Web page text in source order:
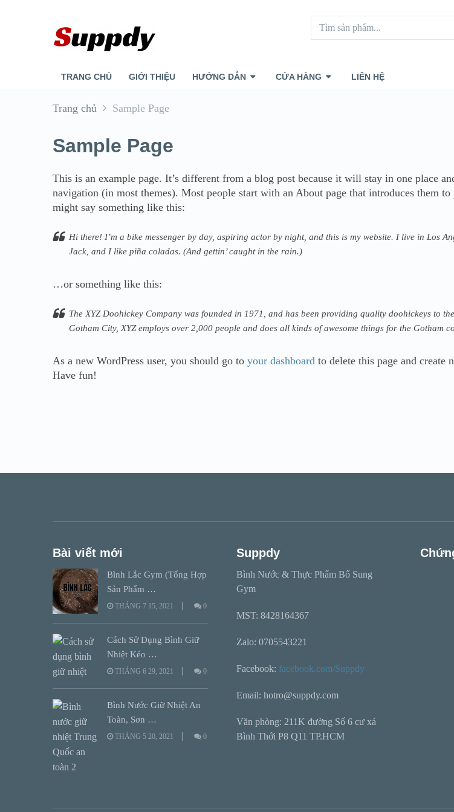
TRANG CHỦ GIỚI THIỆU HƯỚNG DẪN CỬA HÀNG LIÊN HỆ
Trang chủ Sample Page
Sample Page
This is an example page. It’s different from a blog post because it will stay in one place
navigation (in most themes). Most people start with an About page that introduces them
might say something like this:
Hi there! I’m a bike messenger by day, aspiring actor by night, and this is my website. I live in Los
Jack, and I like piña coladas. (And gettin’ caught in the rain.)
…or something like this:
The XYZ Doohickey Company was founded in 1971, and has been providing quality doohickeys to
Gotham City, XYZ employs over 2,000 people and does all kinds of awesome things for the Gotham
As a new WordPress user, you should go to your dashboard to delete this page and create
Have fun!
Bài viết mới
Bình Lắc Gym (Tổng Hợp
Sản Phẩm …
THÁNG 7 15, 2021 0
Cách Sử Dụng Bình Giữ
Nhiệt Kéo …
THÁNG 6 29, 2021 0
Bình Nước Giữ Nhiệt An
Toàn, Sơn …
THÁNG 5 20, 2021 0
Suppdy
Bình Nước & Thực Phẩm Bổ Sung
Gym
MST: 8428164367
Zalo: 0705543221
Facebook: facebook.com/Suppdy
Email: hotro@suppdy.com
Văn phòng: 211K đường Số 6 cư xá
Bình Thới P8 Q11 TP.HCM